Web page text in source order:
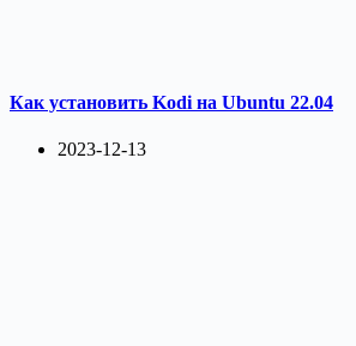
Как установить Kodi на Ubuntu 22.04
2023-12-13